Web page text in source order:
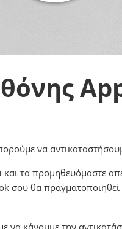
να
τα προμηθευόμαστε
σου θα
να κάνουμε την